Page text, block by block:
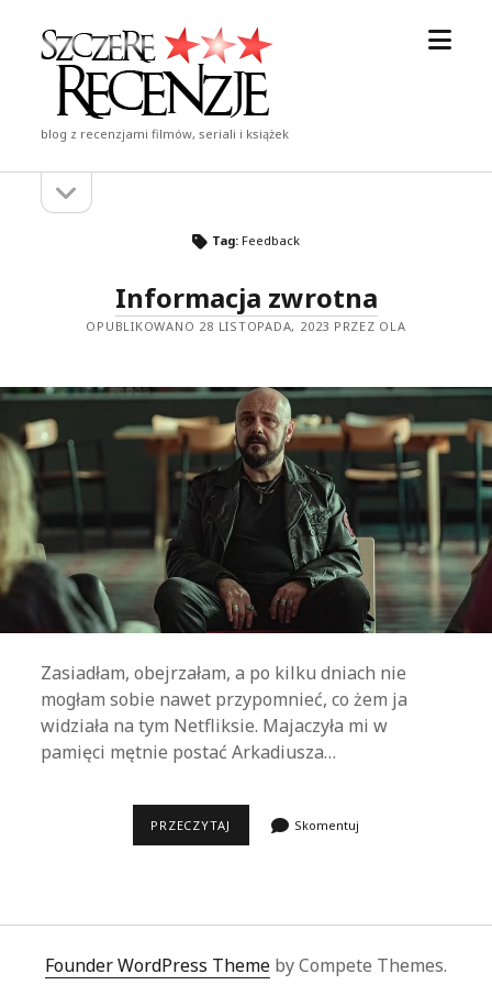
Szczere
Recenzje
blog z recenzjami filmów, seriali i książek
Pasekpasek
Tag: Feedback
Informacja zwrotna
OPUBLIKOWANO 28 LISTOPADA, 2023 PRZEZ OLA
Zasiadłam, obejrzałam, a po kilku dniach nie
mogłam sobie nawet przypomnieć, co żem ja
widziała na tym Netfliksie. Majaczyła mi w
pamięci mętnie postać Arkadiusza…
PRZECZYTAJ INFORMACJASkomentuj
Founder WordPress Theme by Compete Themes.